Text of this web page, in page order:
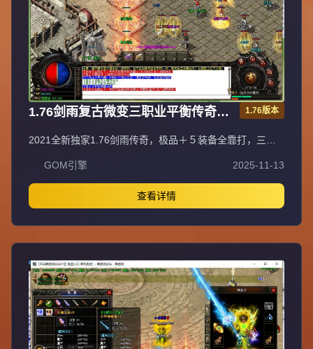
1.76剑雨复古微变三职业平衡传奇极
1.76版本
2021全新独家1.76剑雨传奇，极品＋５装备全靠打，三职
宝+100积分+1金刚石（网银赠送100%），自助充值无优惠
渠道。爆率全开装备永久保值回收，不分新区老区永不打折
掉价，BOSS爆全服装备材料。55级召2虎王、60级召2白虎
神王、65级召3白虎神王、70级召3白虎魔王、75级召3飞龙
圣兽，地图多BOSS多不抢怪。新区第二天下午合区，晚上
天多新区重金广告宣传，不乱合区保障发展，花钱有保障。
注册设密码保护防盗号，十年传奇梦回忆兄弟情，打造长期
稳定品牌大服。
GOM引擎 2025-11-13
查看详情